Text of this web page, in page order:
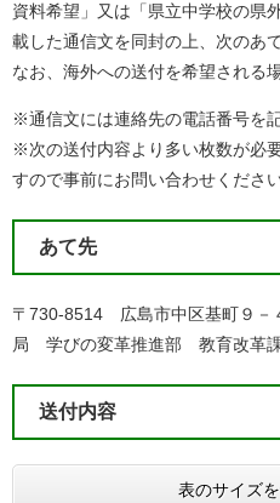
資料希望」又は「県立中学校の県
載した通信文を同封の上、次のあ
なお、海外への送付を希望される
※通信文には連絡先の電話番号を
※次の送付内容より多い枚数が必
すので事前にお問い合わせください
あて先
〒730-8514 広島市中区基町９
局 学びの変革推進部 教育改革
送付内容
表のサイズ